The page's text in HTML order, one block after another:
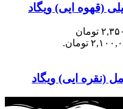
(قهوه ایی) ویگاد
قیمت اصلی: ۲,۳۵۰,۰۰۰ تومان
(نقره ایی) ویگاد